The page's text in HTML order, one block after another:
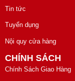
Tin tức
Tuyển dụng
Nội quy cửa hàng
CHÍNH SÁCH
Chính Sách Giao Hàng